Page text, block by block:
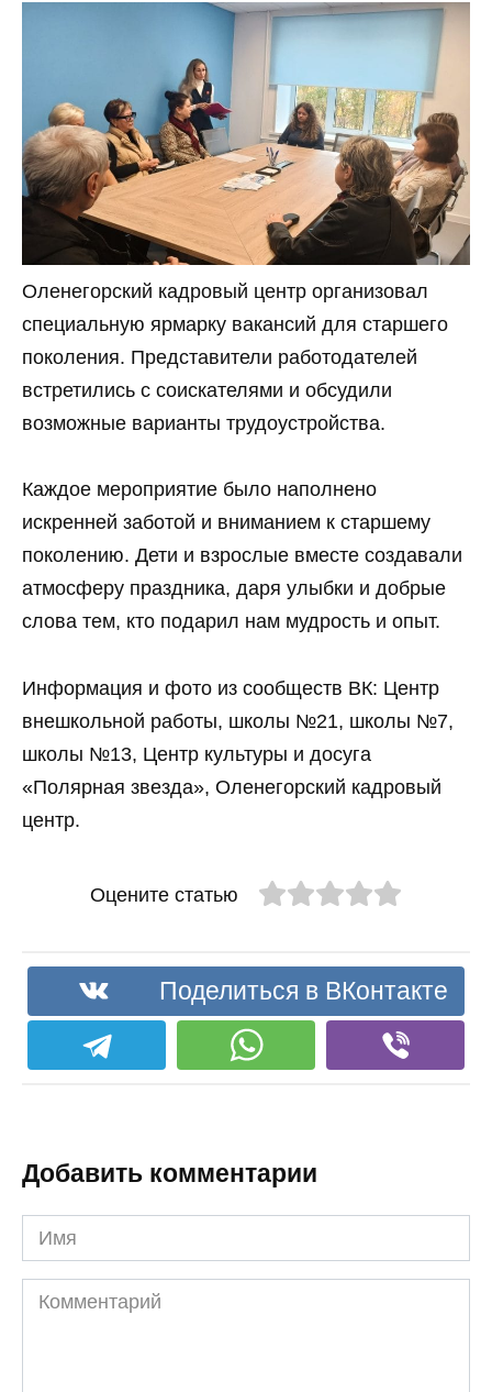
Оленегорский кадровый центр организовал
специальную ярмарку вакансий для старшего
поколения. Представители работодателей
встретились с соискателями и обсудили
возможные варианты трудоустройства.
Каждое мероприятие было наполнено
искренней заботой и вниманием к старшему
поколению. Дети и взрослые вместе создавали
атмосферу праздника, даря улыбки и добрые
слова тем, кто подарил нам мудрость и опыт.
Информация и фото из сообществ ВК: Центр
внешкольной работы, школы №21, школы №7,
школы №13, Центр культуры и досуга
«Полярная звезда», Оленегорский кадровый
центр.
Оцените статью
Поделиться в ВКонтакте
Добавить комментарии
Имя
Комментарий